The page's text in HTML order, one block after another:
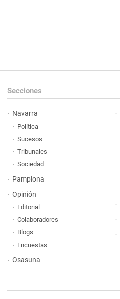
Secciones
Navarra
Política
Sucesos
Tribunales
Sociedad
Pamplona
Opinión
Editorial
Colaboradores
Blogs
Encuestas
Osasuna